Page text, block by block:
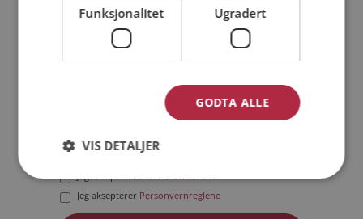
Min alder:
Jeg akseptererMedlemsvilkårene
Jeg aksepterer Personvernreglene
Funksjonalitet Ugradert
GODTA ALLE
VIS DETALJER